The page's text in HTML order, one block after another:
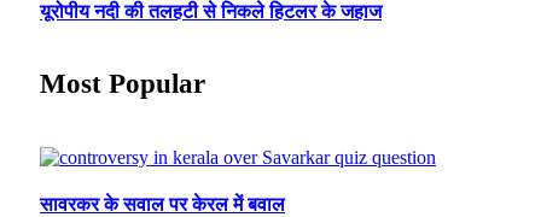
यूरोपीय नदी की तलहटी से निकले हिटलर के जहाज
Most Popular
सावरकर के सवाल पर केरल में बवाल